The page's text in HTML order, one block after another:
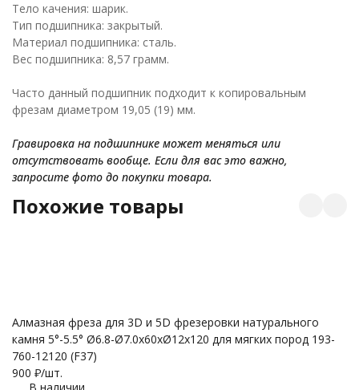
Тело качения: шарик.
Тип подшипника: закрытый.
Материал подшипника: сталь.
Вес подшипника: 8,57 грамм.
Часто данный подшипник подходит к копировальным
фрезам диаметром 19,05 (19) мм.
Гравировка на подшипнике может меняться или
отсутствовать вообще. Если для вас это важно,
запросите фото до покупки товара.
Похожие товары
Алмазная фреза для 3D и 5D фрезеровки натурального
камня 5°-5.5° Ø6.8-Ø7.0x60xØ12x120 для мягких пород 193-
760-12120 (F37)
900 ₽/шт.